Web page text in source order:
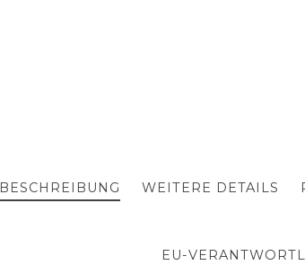
BESCHREIBUNG WEITERE DETAILS
EU-